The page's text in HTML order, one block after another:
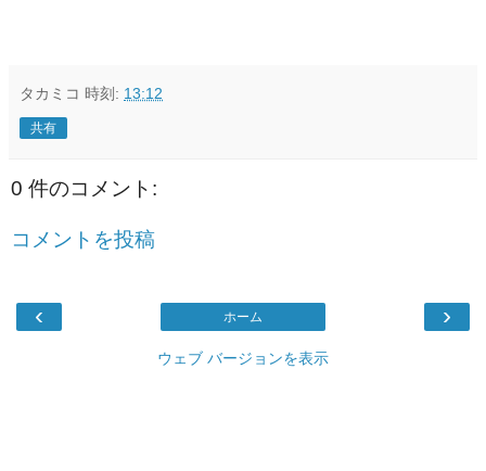
タカミコ 時刻: 13:12
共有
0 件のコメント:
コメントを投稿
‹ ›
ホーム
ウェブ バージョンを表示